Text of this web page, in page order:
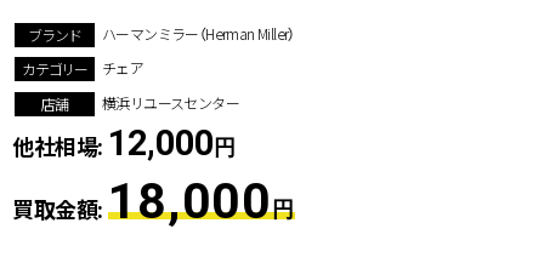
ブランド
ハーマンミラー（Herman Miller）
カテゴリー
チェア
店舗
横浜リユースセンター
他社相場: 12,000円
買取金額:18,000円